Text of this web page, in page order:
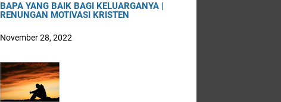
BAPA YANG BAIK BAGI KELUARGANYA |
RENUNGAN MOTIVASI KRISTEN
November 28, 2022